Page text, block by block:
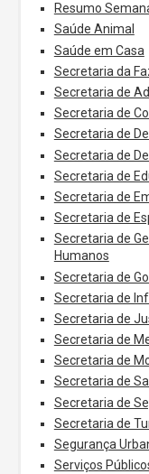
Resumo
Saúde Animal
Saúde em Casa
Secretaria da
Secretaria de
Secretaria de
Secretaria de
Secretaria de
Secretaria de
Secretaria de
Secretaria de
Secretaria de
Humanos
Secretaria de
Secretaria de
Secretaria de
Secretaria de
Secretaria de
Secretaria de
Secretaria de
Secretaria de
Segurança
Serviços